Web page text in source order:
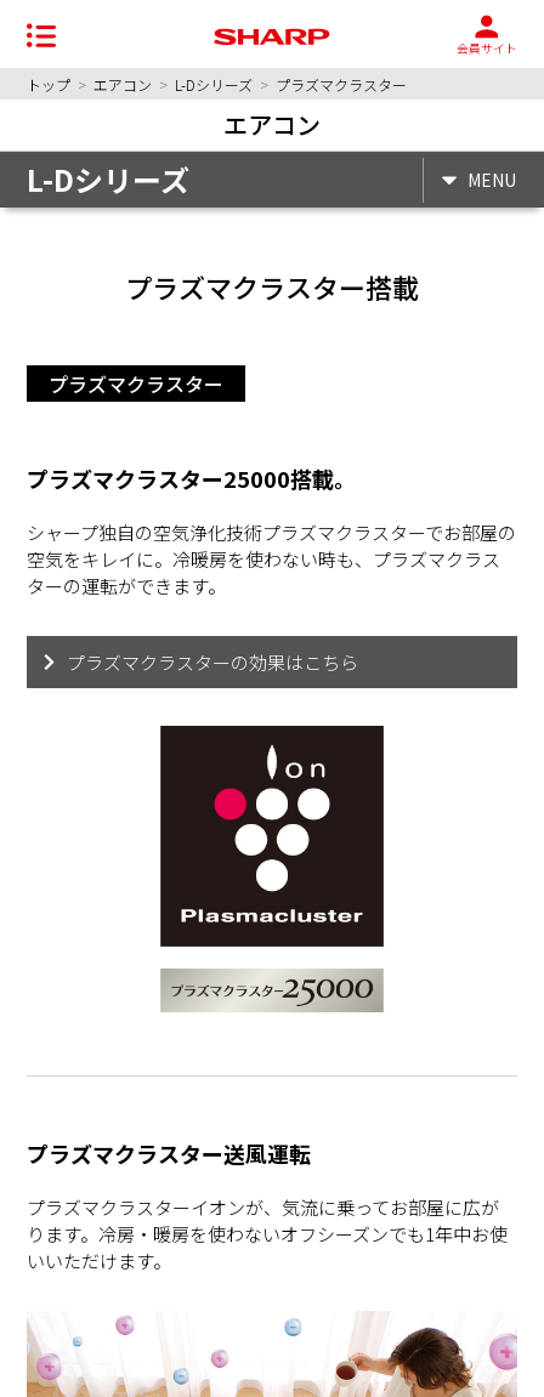
会員サイト
トップ > エアコン > L-Dシリーズ > プラズマクラスター
エアコン
L-Dシリーズ MENU
プラズマクラスター搭載
プラズマクラスター
プラズマクラスター25000搭載。
シャープ独自の空気浄化技術プラズマクラスターでお部屋の
空気をキレイに。冷暖房を使わない時も、プラズマクラス
ターの運転ができます。
プラズマクラスターの効果はこちら
プラズマクラスター送風運転
プラズマクラスターイオンが、気流に乗ってお部屋に広が
ります。冷房・暖房を使わないオフシーズンでも1年中お使
いいただけます。